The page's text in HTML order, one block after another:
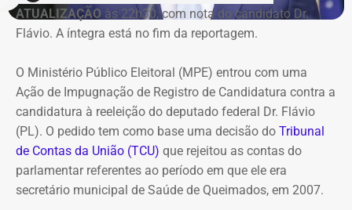
Refit não teria honrado os
pagamentos
O governo também sustenta que os responsáveis pela
Refit descumpriram o parcelamento especial firmado
para quitar débitos tributários. Conforme a PGE, as
parcelas deixaram de ser pagas por mais de 90 dias,
situação que, segundo a legislação, autoriza o
ATUALIZAÇÃO às 22h30, com nota do candidato Dr.
Flávio. A íntegra está no fim da reportagem.
O Ministério Público Eleitoral (MPE) entrou com uma
Ação de Impugnação de Registro de Candidatura contra a
candidatura à reeleição do deputado federal Dr. Flávio
(PL). O pedido tem como base uma decisão do Tribunal
de Contas da União (TCU) que rejeitou as contas do
parlamentar referentes ao período em que ele era
secretário municipal de Saúde de Queimados, em 2007.